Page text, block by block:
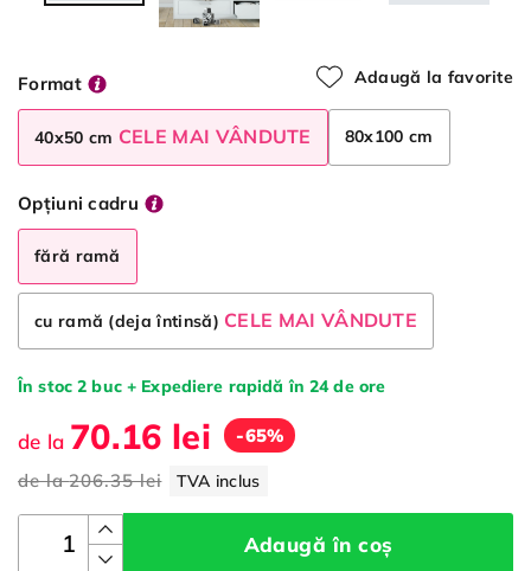
Adaugă la favorite
Format
40x50 cm CELE MAI VÂNDUTE 80x100 cm
Opțiuni cadru
fără ramă
cu ramă (deja întinsă) CELE MAI VÂNDUTE
În stoc 2 buc + Expediere rapidă în 24 de ore
de la 70.16 lei
-65%
de la206.35 lei TVA inclus
Adaugă în coș